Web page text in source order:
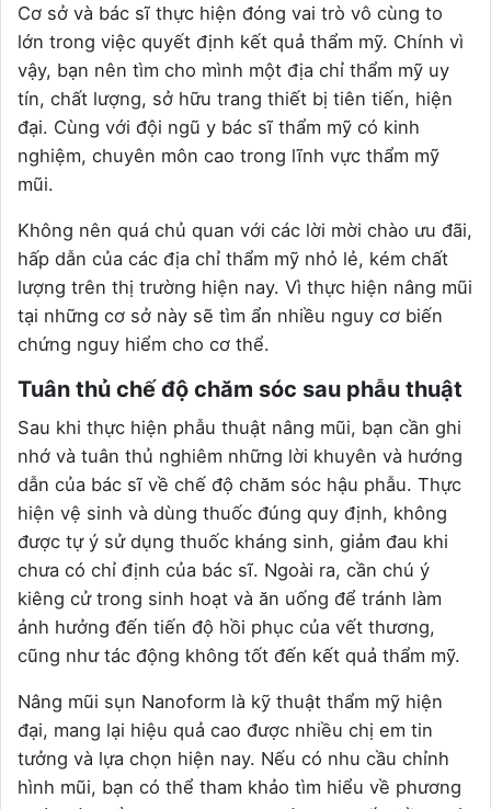
Cơ sở và bác sĩ thực hiện đóng vai trò vô cùng to
lớn trong việc quyết định kết quả thẩm mỹ. Chính vì
vậy, bạn nên tìm cho mình một địa chỉ thẩm mỹ uy
tín, chất lượng, sở hữu trang thiết bị tiên tiến, hiện
đại. Cùng với đội ngũ y bác sĩ thẩm mỹ có kinh
nghiệm, chuyên môn cao trong lĩnh vực thẩm mỹ
mũi.
Không nên quá chủ quan với các lời mời chào ưu đãi,
hấp dẫn của các địa chỉ thẩm mỹ nhỏ lẻ, kém chất
lượng trên thị trường hiện nay. Vì thực hiện nâng mũi
tại những cơ sở này sẽ tìm ẩn nhiều nguy cơ biến
chứng nguy hiểm cho cơ thể.
Tuân thủ chế độ chăm sóc sau phẫu thuật
Sau khi thực hiện phẫu thuật nâng mũi, bạn cần ghi
nhớ và tuân thủ nghiêm những lời khuyên và hướng
dẫn của bác sĩ về chế độ chăm sóc hậu phẫu. Thực
hiện vệ sinh và dùng thuốc đúng quy định, không
được tự ý sử dụng thuốc kháng sinh, giảm đau khi
chưa có chỉ định của bác sĩ. Ngoài ra, cần chú ý
kiêng cử trong sinh hoạt và ăn uống để tránh làm
ảnh hưởng đến tiến độ hồi phục của vết thương,
cũng như tác động không tốt đến kết quả thẩm mỹ.
Nâng mũi sụn Nanoform là kỹ thuật thẩm mỹ hiện
đại, mang lại hiệu quả cao được nhiều chị em tin
tưởng và lựa chọn hiện nay. Nếu có nhu cầu chỉnh
hình mũi, bạn có thể tham khảo tìm hiểu về phương